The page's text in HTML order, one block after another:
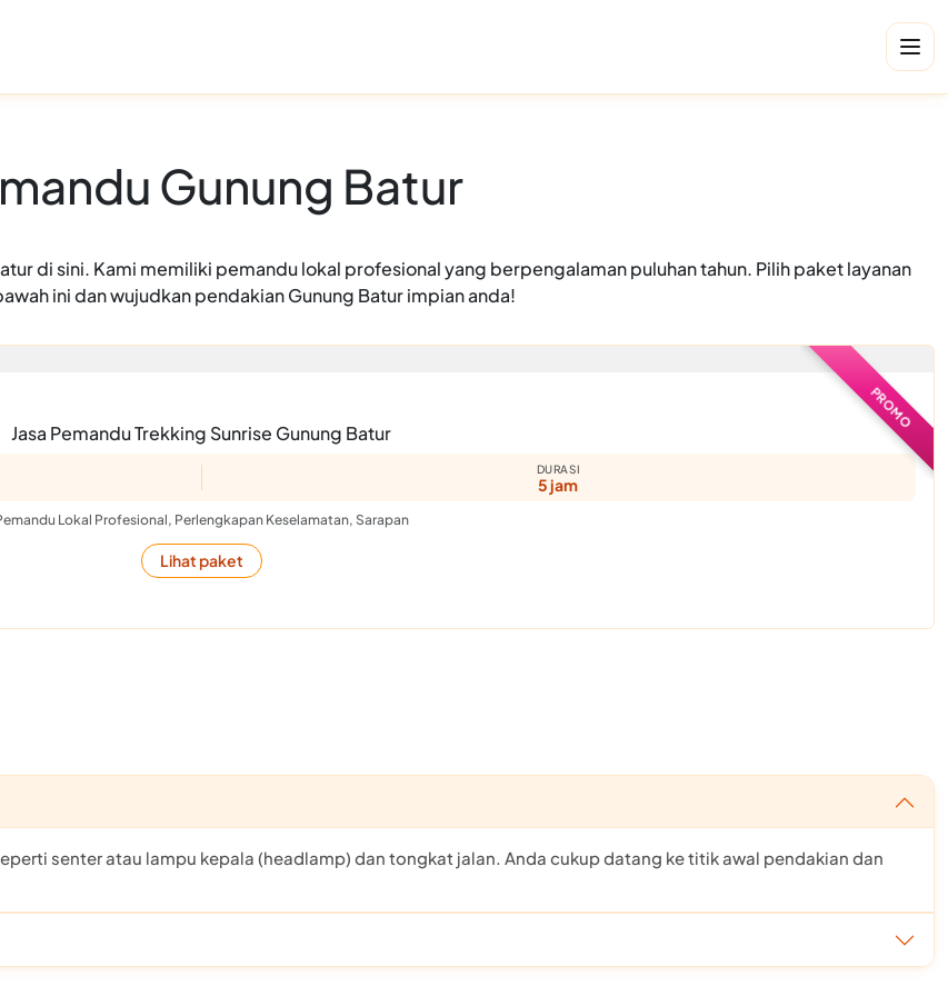
Gunung Batur
di sini. Kami memiliki pemandu lokal profesional yang berpengalaman puluhan tahun. Pilih paket layanan
ini dan wujudkan pendakian Gunung Batur impian anda!
Jasa Pemandu Trekking Sunrise Gunung Batur
DURASI
5 jam
Lokal Profesional, Perlengkapan Keselamatan, Sarapan
Lihat paket
PROMO
senter atau lampu kepala (headlamp) dan tongkat jalan. Anda cukup datang ke titik awal pendakian dan